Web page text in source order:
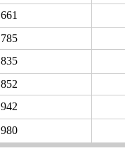
661
785
835
852
942
980